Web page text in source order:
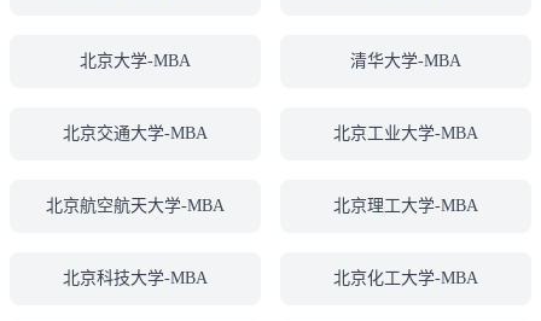
北京大学-MBA 清华大学-MBA
北京交通大学-MBA 北京工业大学-MBA
北京航空航天大学-MBA 北京理工大学-MBA
北京科技大学-MBA 北京化工大学-MBA